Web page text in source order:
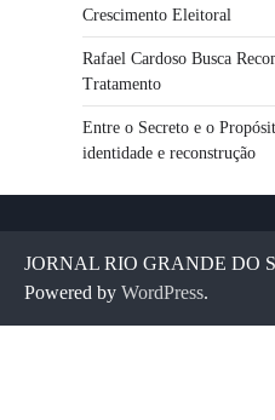
Crescimento Eleitoral
Rafael Cardoso Busca
Tratamento
Entre o Secreto e o
identidade e reconstrução
JORNAL RIO GRANDE DO
Powered by WordPress.